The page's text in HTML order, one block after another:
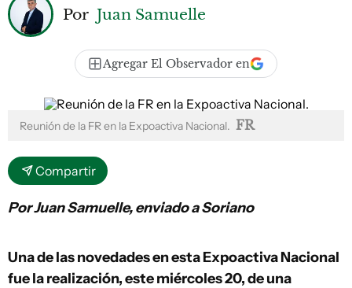
Por Juan Samuelle
Agregar El Observador en
Reunión de la FR en la Expoactiva Nacional. FR
Compartir
Por Juan Samuelle, enviado a Soriano
Una de las novedades en esta Expoactiva Nacional
fue la realización, este miércoles 20, de una